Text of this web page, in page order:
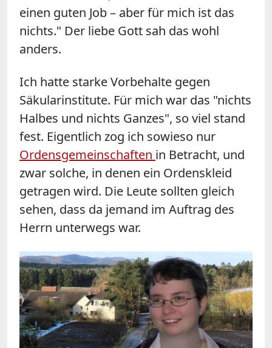
einen guten Job – aber für mich ist das
nichts." Der liebe Gott sah das wohl
anders.
Ich hatte starke Vorbehalte gegen
Säkularinstitute. Für mich war das "nichts
Halbes und nichts Ganzes", so viel stand
fest. Eigentlich zog ich sowieso nur
Ordensgemeinschaften in Betracht, und
zwar solche, in denen ein Ordenskleid
getragen wird. Die Leute sollten gleich
sehen, dass da jemand im Auftrag des
Herrn unterwegs war.